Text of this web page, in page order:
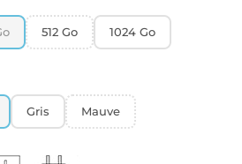
512 Go 1024 Go
Gris Mauve